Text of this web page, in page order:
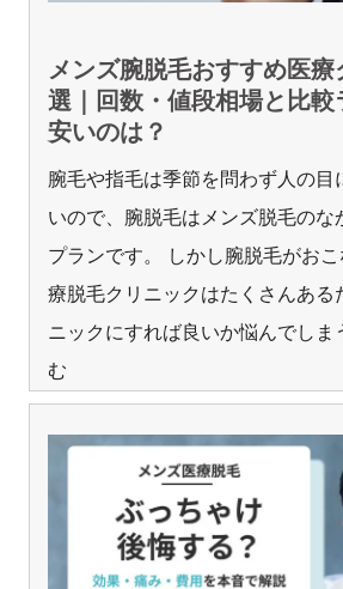
メンズ腕脱毛おすすめ医療
選｜回数・値段相場と比較
安いのは？
腕毛や指毛は季節を問わず人の目
いので、腕脱毛はメンズ脱毛のな
プランです。 しかし腕脱毛がお
療脱毛クリニックはたくさんある
ニックにすれば良いか悩んでしま
む